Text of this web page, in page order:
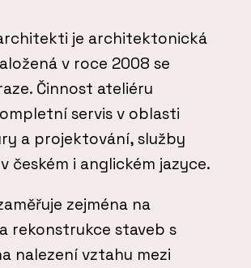
je architektonická
v roce 2008 se
Činnost ateliéru
servis v oblasti
a projektování, služby
českém i anglickém jazyce.
zejména na
rekonstrukce staveb s
nalezení vztahu mezi